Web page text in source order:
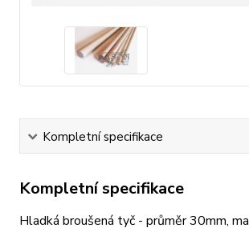
Kompletní specifikace
Kompletní specifikace
Hladká broušená tyč - průměr 30mm,